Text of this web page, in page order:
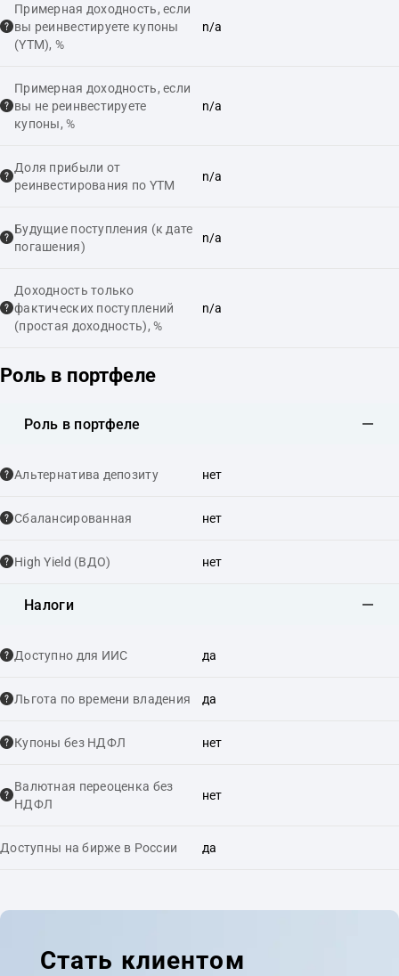
Примерная доходность, если
вы реинвестируете купоны
(YTM), %
n/a
Примерная доходность, если
вы не реинвестируете
купоны, %
n/a
Доля прибыли от
реинвестирования по YTM
n/a
Будущие поступления (к дате
погашения)
n/a
Доходность только
фактических поступлений
(простая доходность), %
n/a
Роль в портфеле
Роль в портфеле
Альтернатива депозиту нет
Сбалансированная нет
High Yield (ВДО) нет
Налоги
Доступно для ИИС да
Льгота по времени владения да
Купоны без НДФЛ нет
Валютная переоценка без
НДФЛ
нет
Доступны на бирже в России да
Стать клиентом